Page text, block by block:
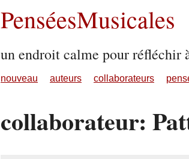
PenséesMusicales
un endroit calme pour réfléchir
nouveau auteurs collaborateurs
collaborateur: